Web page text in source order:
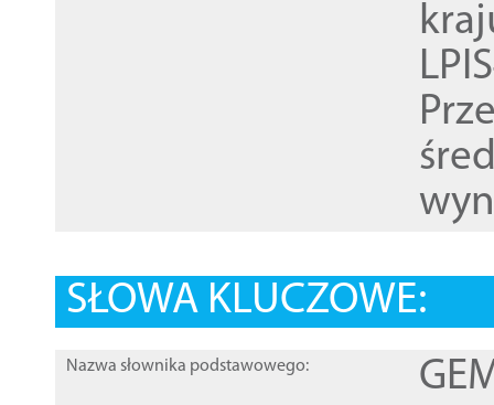
SŁOWA KLUCZOWE:
Nazwa słownika podstawowego: